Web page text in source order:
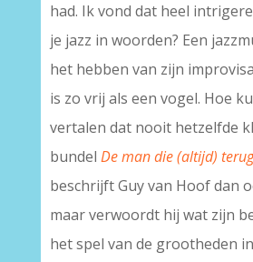
had. Ik vond dat heel
je jazz in woorden? Een
het hebben van zijn
is zo vrij als een vogel. Hoe
vertalen dat nooit hetzelfde
bundel De man die (altijd)
beschrijft Guy van Hoof dan
maar verwoordt hij wat zijn
het spel van de grootheden